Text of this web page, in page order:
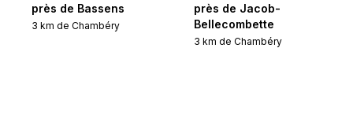
près de Bassens
3 km de Chambéry
près de Jacob-
Bellecombette
3 km de Chambéry